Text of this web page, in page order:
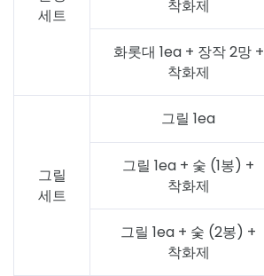
세트
착화제
화롯대 1ea + 장작 2망 +
착화제
그릴
세트
그릴 1ea
그릴 1ea + 숯 (1봉) +
착화제
그릴 1ea + 숯 (2봉) +
착화제